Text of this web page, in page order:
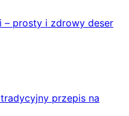
– prosty i zdrowy deser
tradycyjny przepis na